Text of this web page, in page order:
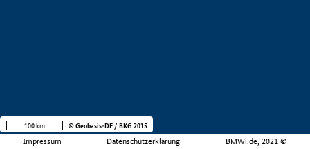
Impressum Datenschutzerklärung BMWi.de, 2021 ©
100 km © Geobasis-DE / BKG 2015